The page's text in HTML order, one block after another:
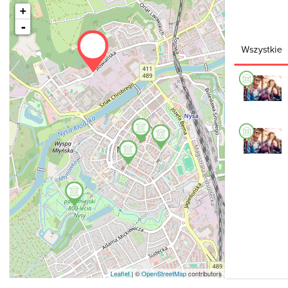
+
-
Leaflet| ©OpenStreetMapcontributors
Wszystkie